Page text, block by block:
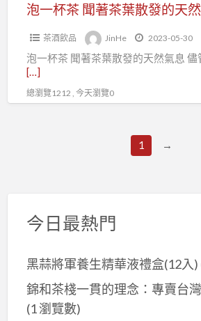
泡一杯茶 聞著茶葉散發的天
茶酒飲品 JinHe 2023-05-30
泡一杯茶 聞著茶葉散發的天然氣息
[…]
總瀏覽1212 , 今天瀏覽0
1 →
今日最熱門
黑蒜將軍養生精華液禮盒(12入)
錦和茶棧一貫的理念：專賣台
(1 瀏覽數)